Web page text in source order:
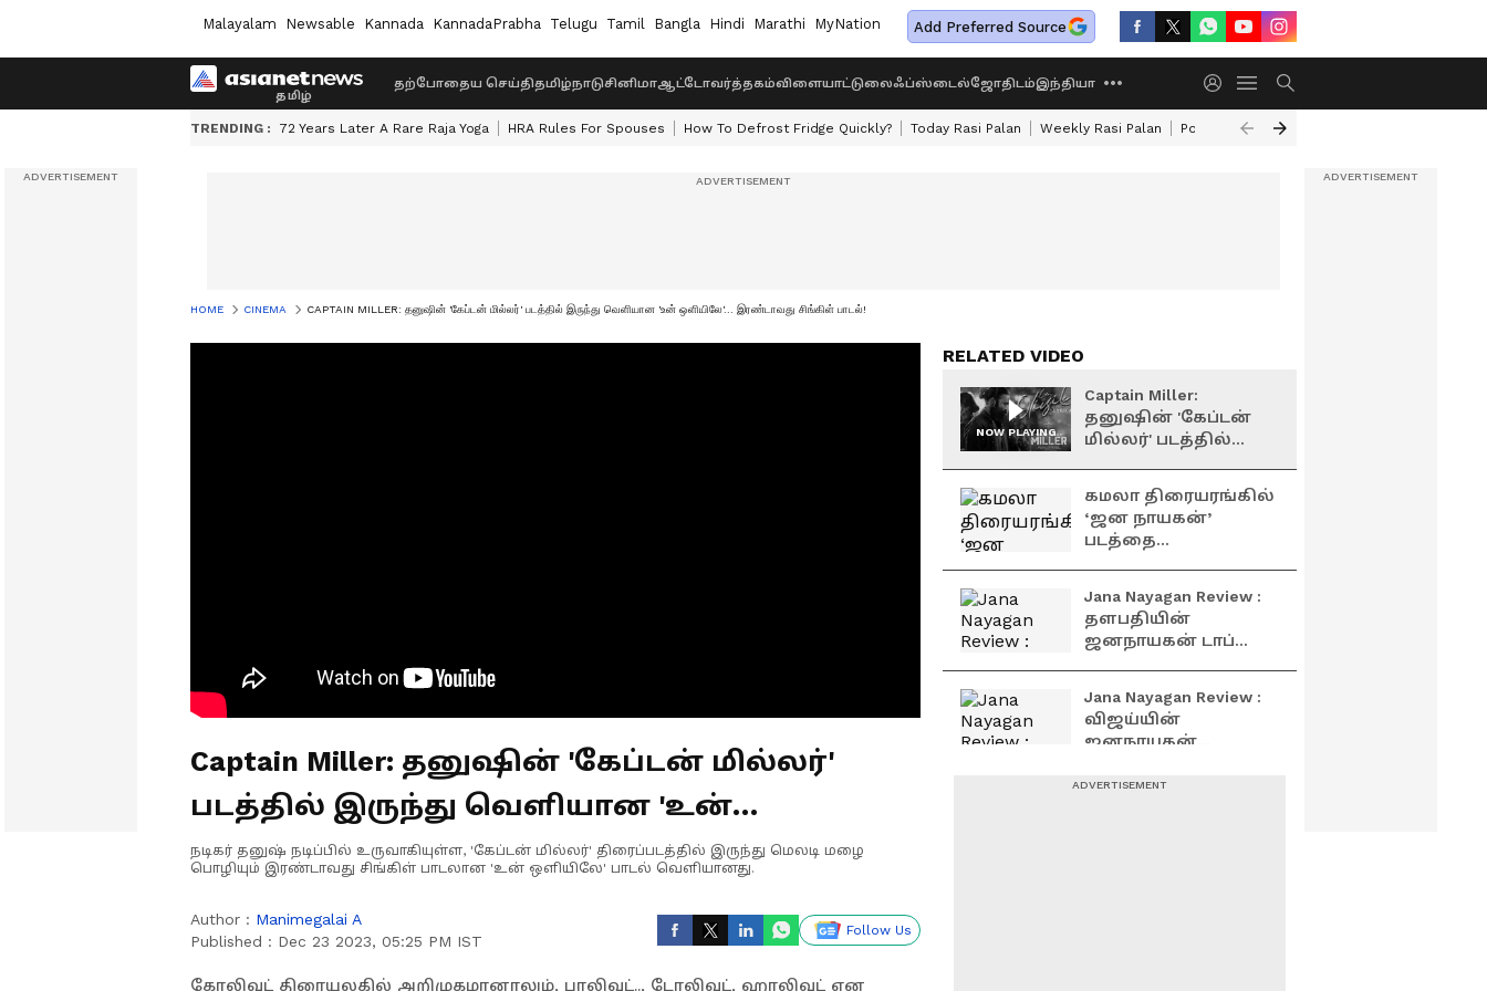
Malayalam Newsable Kannada KannadaPrabha Telugu Tamil Bangla Hindi Marathi MyNation Add Preferred Source
தற்போதைய செய்திதமிழ்நாடுசினிமாஆட்டோவர்த்தகம்விளையாட்டுலைஃப்ஸ்டைல்ஜோதிடம்இந்தியா
TRENDING : 72 Years Later A Rare Raja Yoga HRA Rules For Spouses How To Defrost Fridge Quickly? Today Rasi Palan Weekly Rasi Palan Powerful Rahu Transit
HOME CINEMA CAPTAIN MILLER: தனுஷின் 'கேப்டன் மில்லர்' படத்தில் இருந்து வெளியான 'உன் ஒளியிலே'... இரண்டாவது சிங்கிள் பாடல்!
Captain Miller: தனுஷின் 'கேப்டன் மில்லர்'
படத்தில் இருந்து வெளியான 'உன்
ஒளியிலே'... இரண்டாவது சிங்கிள் பாடல்!
நடிகர் தனுஷ் நடிப்பில் உருவாகியுள்ள, 'கேப்டன் மில்லர்' திரைப்படத்தில் இருந்து மெலடி மழை
பொழியும் இரண்டாவது சிங்கிள் பாடலான 'உன் ஒளியிலே' பாடல் வெளியானது.
Author : Manimegalai A
Published : Dec 23 2023, 05:25 PM IST
Follow Us
கோலிவுட் திரையுலகில் அறிமுகமானாலும், பாலிவுட்.., டோலிவுட், ஹாலிவுட் என
RELATED VIDEO
NOW PLAYING
Captain Miller:
தனுஷின் 'கேப்டன்
மில்லர்' படத்தில்
இரண்டாவது சிங்கிள்
பாடல்!
கமலா திரையரங்கில்
‘ஜன நாயகன்’
படத்தை
நெகிழ்ச்சி!
Jana Nayagan Review :
தளபதியின்
ஜனநாயகன் டாப்
இதோ
Jana Nayagan Review :
விஜய்யின்
ஜனநாயகன்
முழு விமர்சனம் இதோ